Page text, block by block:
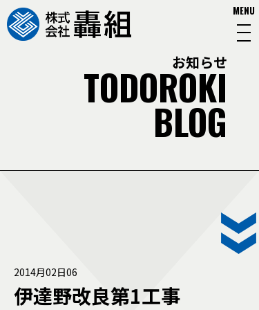
MENU
お知らせ
TODOROKI
BLOG
2014月02日06
伊達野改良第1工事